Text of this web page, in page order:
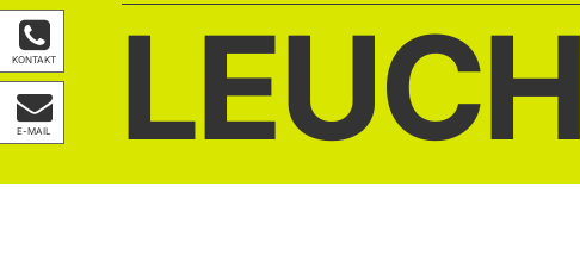
KONTAKT
E-MAIL